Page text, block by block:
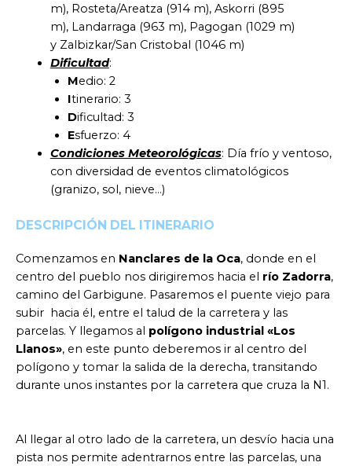
m), Rosteta/Areatza (914 m), Askorri (895
m), Landarraga (963 m), Pagogan (1029 m)
y Zalbizkar/San Cristobal (1046 m)
Dificultad:
Medio: 2
Itinerario: 3
Dificultad: 3
Esfuerzo: 4
Condiciones Meteorológicas: Día frío y ventoso,
con diversidad de eventos climatológicos
(granizo, sol, nieve…)
DESCRIPCIÓN DEL ITINERARIO
Comenzamos en Nanclares de la Oca, donde en el
centro del pueblo nos dirigiremos hacia el río Zadorra,
camino del Garbigune. Pasaremos el puente viejo para
subir hacia él, entre el talud de la carretera y las
parcelas. Y llegamos al polígono industrial «Los
Llanos», en este punto deberemos ir al centro del
polígono y tomar la salida de la derecha, transitando
durante unos instantes por la carretera que cruza la N1.
Al llegar al otro lado de la carretera, un desvío hacia una
pista nos permite adentrarnos entre las parcelas, una